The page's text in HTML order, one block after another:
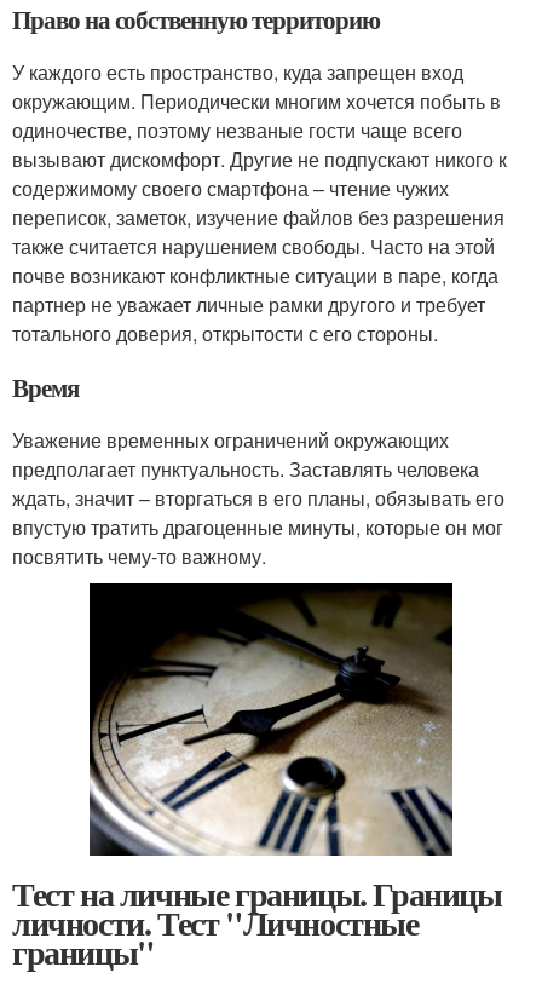
Право на собственную территорию
У каждого есть пространство, куда запрещен вход
окружающим. Периодически многим хочется побыть в
одиночестве, поэтому незваные гости чаще всего
вызывают дискомфорт. Другие не подпускают никого к
содержимому своего смартфона – чтение чужих
переписок, заметок, изучение файлов без разрешения
также считается нарушением свободы. Часто на этой
почве возникают конфликтные ситуации в паре, когда
партнер не уважает личные рамки другого и требует
тотального доверия, открытости с его стороны.
Время
Уважение временных ограничений окружающих
предполагает пунктуальность. Заставлять человека
ждать, значит – вторгаться в его планы, обязывать его
впустую тратить драгоценные минуты, которые он мог
посвятить чему-то важному.
Тест на личные границы. Границы
личности. Тест "Личностные
границы"